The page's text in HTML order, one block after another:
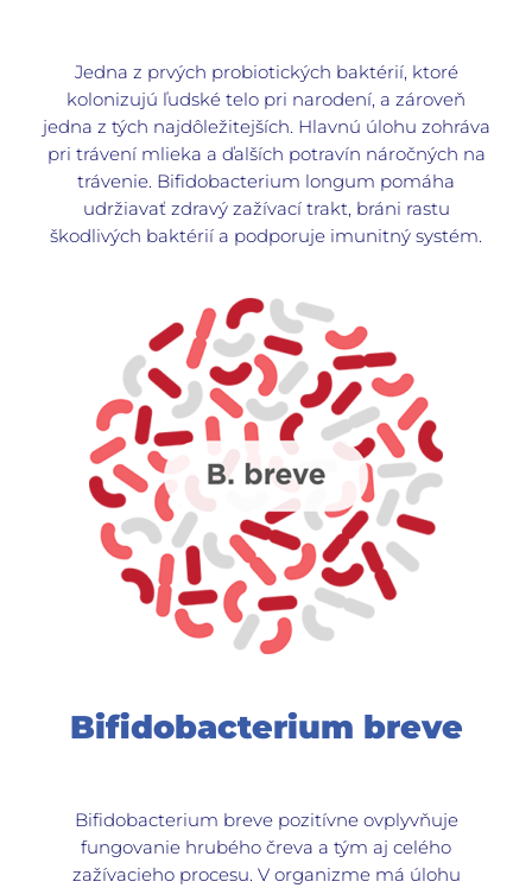
Jedna z prvých probiotických baktérií, ktoré
kolonizujú ľudské telo pri narodení, a zároveň
jedna z tých najdôležitejších. Hlavnú úlohu zohráva
pri trávení mlieka a ďalších potravín náročných na
trávenie. Bifidobacterium longum pomáha
udržiavať zdravý zažívací trakt, bráni rastu
škodlivých baktérií a podporuje imunitný systém.
Bifidobacterium breve
Bifidobacterium breve pozitívne ovplyvňuje
fungovanie hrubého čreva a tým aj celého
zažívacieho procesu. V organizme má úlohu